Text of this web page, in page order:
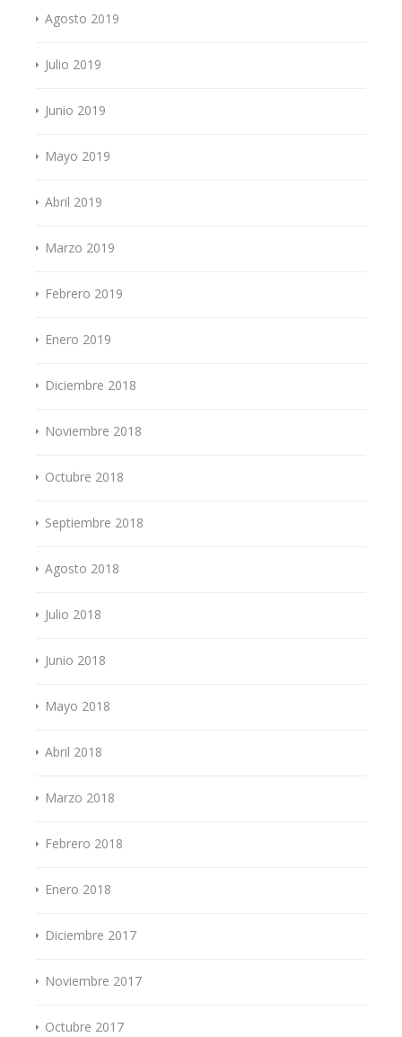
Agosto 2019
Julio 2019
Junio 2019
Mayo 2019
Abril 2019
Marzo 2019
Febrero 2019
Enero 2019
Diciembre 2018
Noviembre 2018
Octubre 2018
Septiembre 2018
Agosto 2018
Julio 2018
Junio 2018
Mayo 2018
Abril 2018
Marzo 2018
Febrero 2018
Enero 2018
Diciembre 2017
Noviembre 2017
Octubre 2017